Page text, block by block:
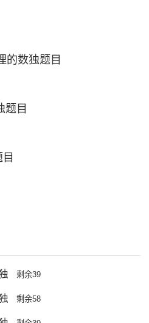
的数独题目
题目
剩余39
剩余58